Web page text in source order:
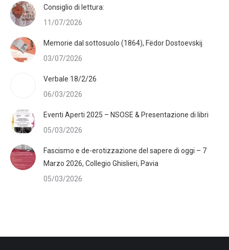
Consiglio di lettura:
11/07/2026
Memorie dal sottosuolo (1864), Fëdor Dostoevskij
03/07/2026
Verbale 18/2/26
06/03/2026
Eventi Aperti 2025 – NSOSE & Presentazione di libri
05/03/2026
Fascismo e de-erotizzazione del sapere di oggi – 7
Marzo 2026, Collegio Ghislieri, Pavia
05/03/2026